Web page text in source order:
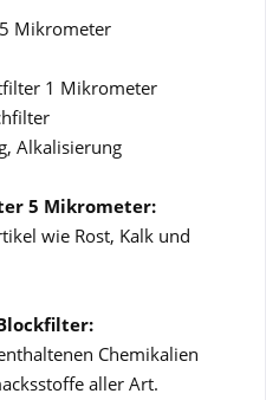
Mikrometer
1 Mikrometer
Alkalisierung
5 Mikrometer:
wie Rost, Kalk und
Chemikalien
aller Art.